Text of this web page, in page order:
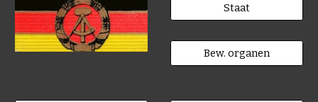
Staat
Bew. organen